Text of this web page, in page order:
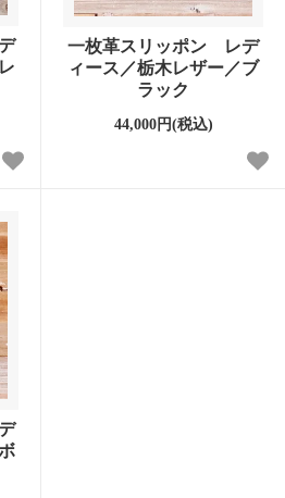
一枚革スリッポン レデ
ィース／栃木レザー／ブ
ラック
44,000円(税込)